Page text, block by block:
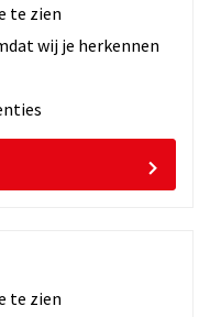
te zien
wij je herkennen
te zien